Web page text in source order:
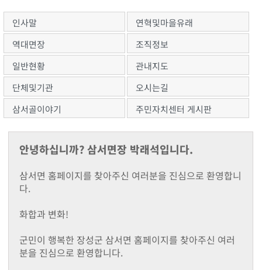
분야별정보
정보공개
국내외교류
장성군사
장성의상징
상징표시
홍길동 캐릭터
군정운영방향
군정목표/방침
주요업무계획
군청안내
행정조직도
청사안내
찾아오시는길
장성장학회
설립목적및주요사업
장학금 기탁 및 후원안내
장학금지원
인사말
연혁및마을유래
역대면장
조직정보
일반현황
관내지도
단체및기관
오시는길
삼서골이야기
주민자치센터 게시판
안녕하십니까? 삼서면장 박래석입니다.
삼서면 홈페이지를 찾아주신 여러분을 진심으로 환영합니
다.
화합과 변화!
군민이 행복한 장성군 삼서면 홈페이지를 찾아주신 여러
분을 진심으로 환영합니다.